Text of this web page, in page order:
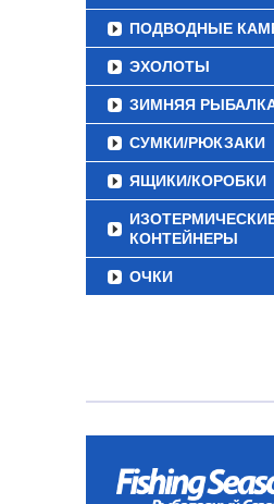
ПОДВОДНЫЕ
ЭХОЛОТЫ
ЗИМНЯЯ
СУМКИ/РЮКЗАКИ
ЯЩИКИ/КОРОБКИ
КОНТЕЙНЕРЫ
ОЧКИ